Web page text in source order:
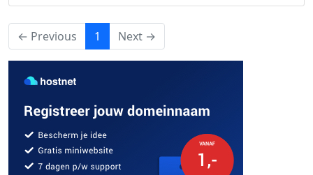
← Previous 1 (current)
Next →